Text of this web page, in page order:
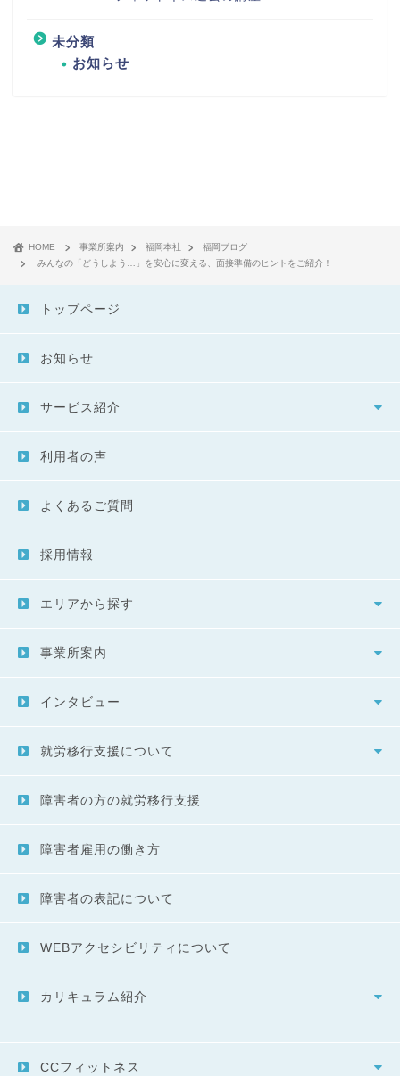
未分類
お知らせ
HOME 事業所案内 福岡本社
福岡ブログ
みんなの「どうしよう…」を安心に変える、面接準備のヒントをご紹介！
トップページ
お知らせ
サービス紹介
利用者の声
よくあるご質問
採用情報
エリアから探す
事業所案内
インタビュー
就労移行支援について
障害者の方の就労移行支援
障害者雇用の働き方
障害者の表記について
WEBアクセシビリティについて
カリキュラム紹介
CCフィットネス